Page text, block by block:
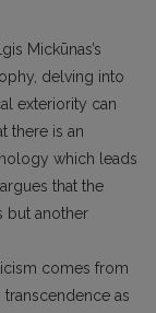
Mickūnas’s
delving into
exteriority can
there is an
which leads
that the
but another
comes from
as